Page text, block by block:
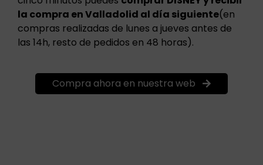
la compra en Valladolid al día siguiente(en
compras realizadas de lunes a jueves antes de
las 14h, resto de pedidos en 48 horas).
Compra ahora en nuestra web